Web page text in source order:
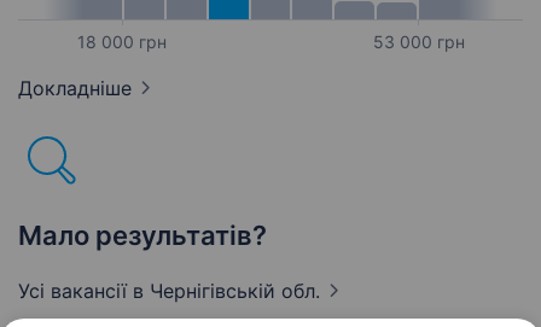
18 000 грн 53 000 грн
Докладніше
Мало результатів?
Усі вакансії в Чернігівській обл.